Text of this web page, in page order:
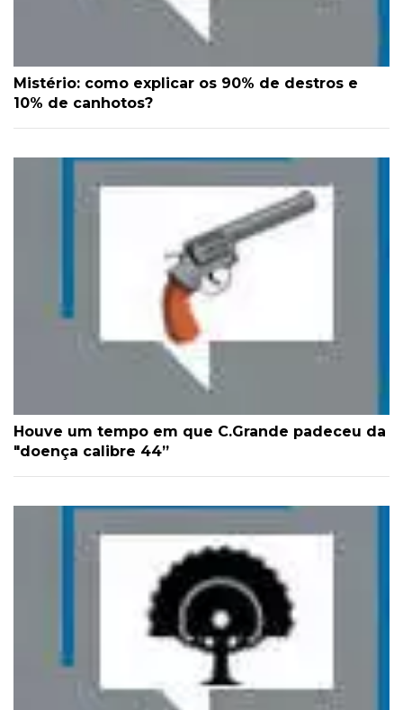
Mistério: como explicar os 90% de destros e
10% de canhotos?
Houve um tempo em que C.Grande padeceu da
"doença calibre 44”